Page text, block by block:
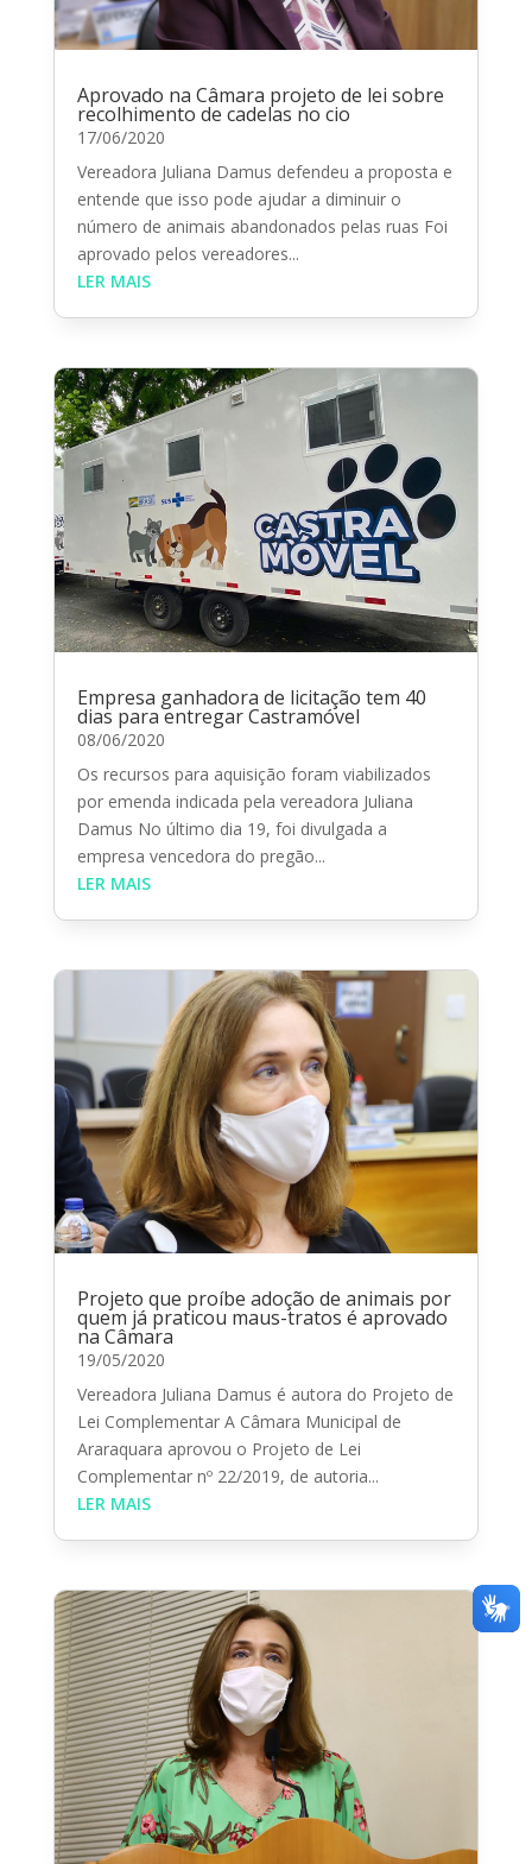
Aprovado na Câmara projeto de lei sobre
recolhimento de cadelas no cio
17/06/2020
Vereadora Juliana Damus defendeu a proposta e
entende que isso pode ajudar a diminuir o
número de animais abandonados pelas ruas Foi
aprovado pelos vereadores...
LER MAIS
Empresa ganhadora de licitação tem 40
dias para entregar Castramóvel
08/06/2020
Os recursos para aquisição foram viabilizados
por emenda indicada pela vereadora Juliana
Damus No último dia 19, foi divulgada a
empresa vencedora do pregão...
LER MAIS
Projeto que proíbe adoção de animais por
quem já praticou maus-tratos é aprovado
na Câmara
19/05/2020
Vereadora Juliana Damus é autora do Projeto de
Lei Complementar A Câmara Municipal de
Araraquara aprovou o Projeto de Lei
Complementar nº 22/2019, de autoria...
LER MAIS